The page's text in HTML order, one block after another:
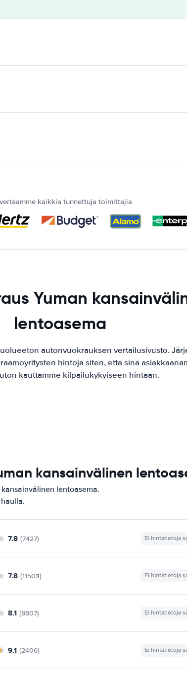
kaikkia tunnettuja toimittajia
Yuman
lentoasema
autonvuokrauksen vertailusivusto.
hintoja siten, että sinä
kauttamme kilpailukykyiseen hintaan.
kansainvälinen
lentoasema.
7.8 (7427) Ei hintatietoja
7.8 (11503) Ei hintatietoja
8.1 (8807) Ei hintatietoja
9.1 (2406) Ei hintatietoja